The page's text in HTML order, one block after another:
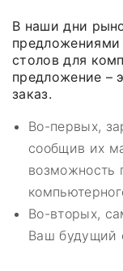
В наши дни
предложениями
столов для
предложение –
заказ.
Во-первых,
сообщив их
возможность
Во-вторых,
Ваш будущий